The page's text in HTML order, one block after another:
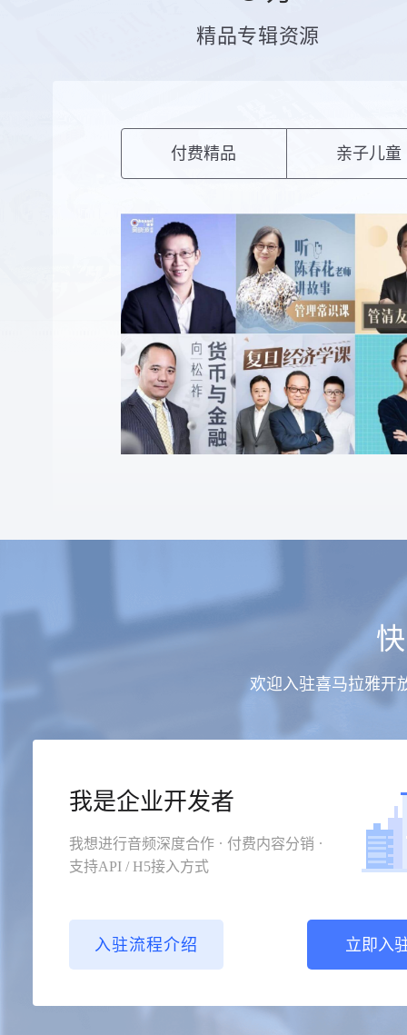
精品专辑资源
付费精品 亲子儿童
欢迎入驻喜马拉雅开
我是企业开发者
我想进行音频深度合作 . 付费内容分销 .
支持API / H5接入方式
入驻流程介绍 立即入